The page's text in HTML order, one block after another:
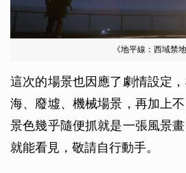
《地平線：西域禁地
這次的場景也因應了劇情設定
海、廢墟、機械場景，再加上
景色幾乎隨便抓就是一張風景
就能看見，敬請自行動手。